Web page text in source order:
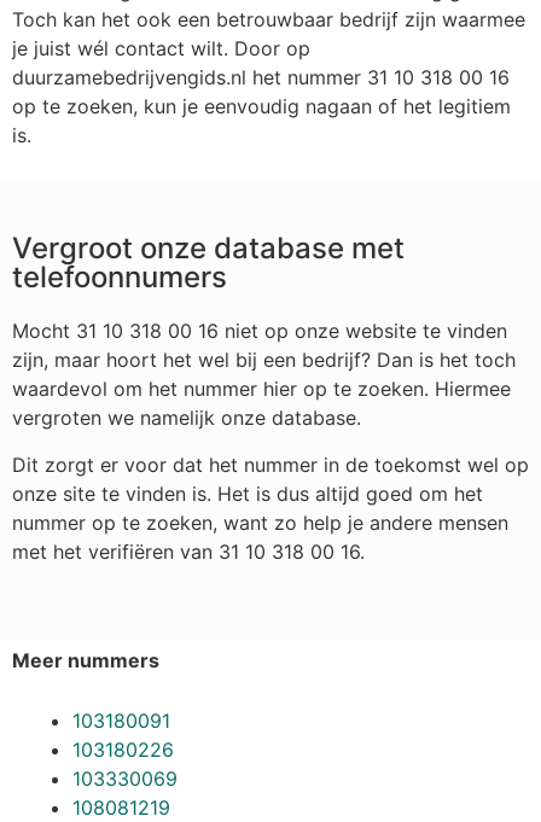
Toch kan het ook een betrouwbaar bedrijf zijn waarmee
je juist wél contact wilt. Door op
duurzamebedrijvengids.nl het nummer 31 10 318 00 16
op te zoeken, kun je eenvoudig nagaan of het legitiem
is.
Vergroot onze database met
telefoonnumers
Mocht 31 10 318 00 16 niet op onze website te vinden
zijn, maar hoort het wel bij een bedrijf? Dan is het toch
waardevol om het nummer hier op te zoeken. Hiermee
vergroten we namelijk onze database.
Dit zorgt er voor dat het nummer in de toekomst wel op
onze site te vinden is. Het is dus altijd goed om het
nummer op te zoeken, want zo help je andere mensen
met het verifiëren van 31 10 318 00 16.
Meer nummers
103180091
103180226
103330069
108081219